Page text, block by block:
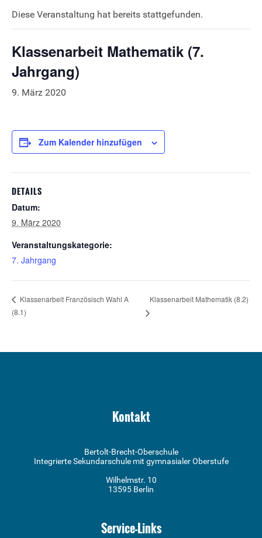
Diese Veranstaltung hat bereits stattgefunden.
Klassenarbeit Mathematik (7.
Jahrgang)
9. März 2020
Zum Kalender hinzufügen
DETAILS
Datum:
9. März 2020
Veranstaltungskategorie:
7. Jahrgang
Klassenarbeit Französisch Wahl A
(8.1)
Klassenarbeit Mathematik (8.2)
Kontakt
Bertolt-Brecht-Oberschule
Integrierte Sekundarschule mit gymnasialer Oberstufe
Wilhelmstr. 10
13595 Berlin
Service-Links